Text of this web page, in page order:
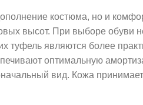
костюма, но и
высот. При выборе обуви
туфель являются более
оптимальную
вид. Кожа